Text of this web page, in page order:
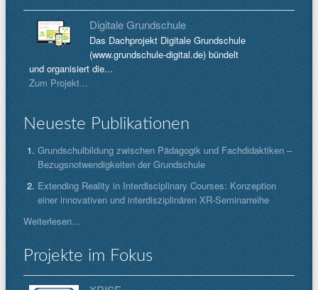
Digitale Grundschule
Das Dachprojekt Digitale Grundschule
(www.grundschule-digital.de) bündelt
und organisiert die...
Zum Projekt...
Neueste Publikationen
Grundschulbildung zwischen Pädagogik und Fachdidaktiken –
Bezugsnotwendigkeiten der Grundschule
Extending Reality in Interdisciplinary Courses: Konzeption
einer innovativen und interdisziplinären XR-Seminarreihe
Weiterlesen...
Projekte im Fokus